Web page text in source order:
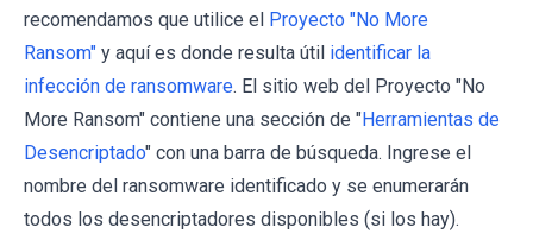
recomendamos que utilice el
Proyecto "No More
Ransom" y aquí es donde resulta útil identificar la
infección de ransomware. El sitio web del Proyecto "No
More Ransom" contiene una sección de "Herramientas de
Desencriptado" con una barra de búsqueda. Ingrese el
nombre del ransomware identificado y se enumerarán
todos los desencriptadores disponibles (si los hay).